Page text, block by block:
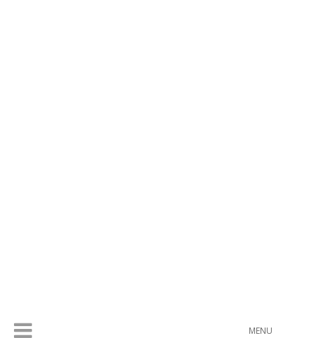
MENU